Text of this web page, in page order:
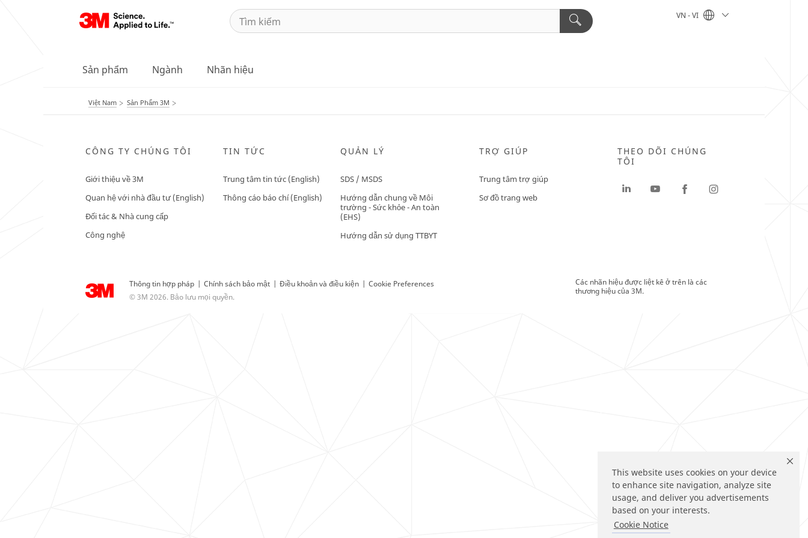
This website uses cookies on your device
to enhance site navigation, analyze site
usage, and deliver you advertisements
based on your interests.
Cookie Notice
VN - VI
Sản phẩm Ngành Nhãn hiệu
Việt Nam Sản Phẩm 3M
CÔNG TY CHÚNG TÔI
Giới thiệu về 3M
Quan hệ với nhà đầu tư (English)
Đối tác & Nhà cung cấp
Công nghệ
TIN TỨC
Trung tâm tin tức (English)
Thông cáo báo chí (English)
QUẢN LÝ
SDS / MSDS
Hướng dẫn chung về Môi
trường - Sức khỏe - An toàn
(EHS)
Hướng dẫn sử dụng TTBYT
TRỢ GIÚP
Trung tâm trợ giúp
Sơ đồ trang web
Thông tin hợp pháp | Chính sách bảo mật | Điều khoản và điều kiện | Cookie Preferences
© 3M 2026. Bảo lưu mọi quyền.
THEO DÕI CHÚNG
TÔI
Các nhãn hiệu được liệt kê ở trên là các
thương hiệu của 3M.